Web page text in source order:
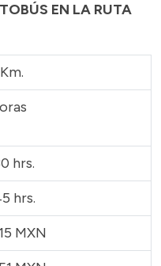
EN LA RUTA
hrs.
hrs.
MXN